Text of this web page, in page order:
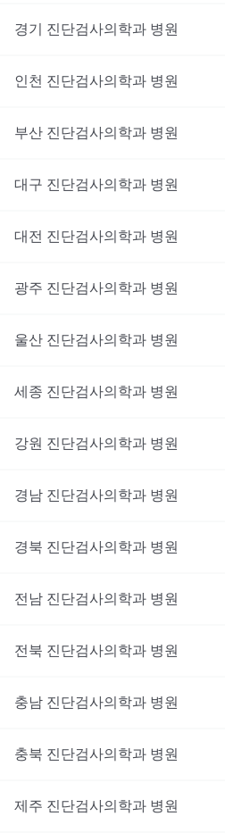
경기 진단검사의학과 병원
인천 진단검사의학과 병원
부산 진단검사의학과 병원
대구 진단검사의학과 병원
대전 진단검사의학과 병원
광주 진단검사의학과 병원
울산 진단검사의학과 병원
세종 진단검사의학과 병원
강원 진단검사의학과 병원
경남 진단검사의학과 병원
경북 진단검사의학과 병원
전남 진단검사의학과 병원
전북 진단검사의학과 병원
충남 진단검사의학과 병원
충북 진단검사의학과 병원
제주 진단검사의학과 병원
대기없이 진료를 받고 싶으신가요?